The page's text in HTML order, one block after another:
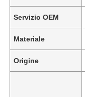
Servizio OEM
Materiale
Origine